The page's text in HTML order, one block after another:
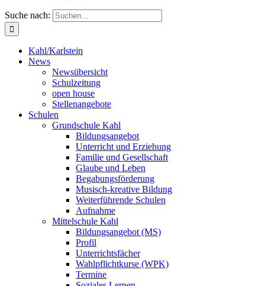
Suche nach:
Kahl/Karlstein
News
Newsübersicht
Schulzeitung
open house
Stellenangebote
Schulen
Grundschule Kahl
Bildungsangebot
Unterricht und Erziehung
Familie und Gesellschaft
Glaube und Leben
Begabungsförderung
Musisch-kreative Bildung
Weiterführende Schulen
Aufnahme
Mittelschule Kahl
Bildungsangebot (MS)
Profil
Unterrichtsfächer
Wahlpflichtkurse (WPK)
Termine